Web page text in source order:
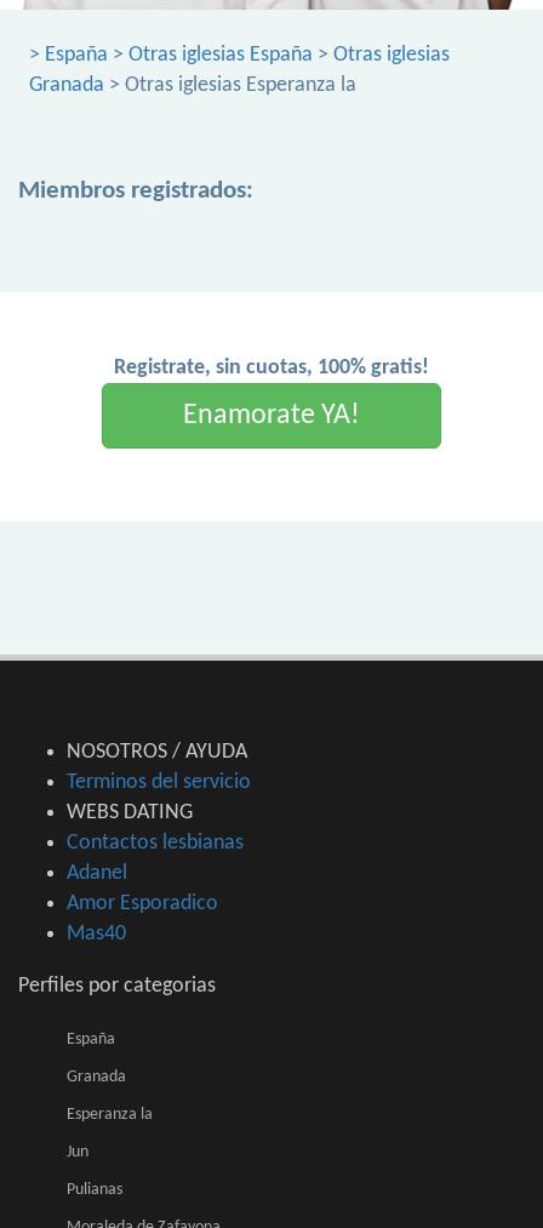
> España > Otras iglesias España > Otras iglesias
Granada > Otras iglesias Esperanza la
Miembros registrados:
Registrate, sin cuotas, 100% gratis!
Enamorate YA!
NOSOTROS / AYUDA
Terminos del servicio
WEBS DATING
Contactos lesbianas
Adanel
Amor Esporadico
Mas40
Perfiles por categorias
España
Granada
Esperanza la
Jun
Pulianas